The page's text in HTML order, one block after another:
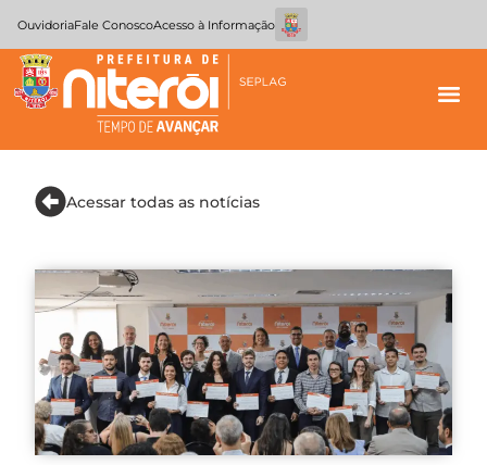
OuvidoriaFale ConoscoAcesso à Informação
Acessar todas as notícias